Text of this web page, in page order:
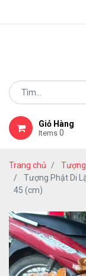
Giỏ Hàng
Items 0
Trang chủ
Tượng Phật Di
45 (cm)